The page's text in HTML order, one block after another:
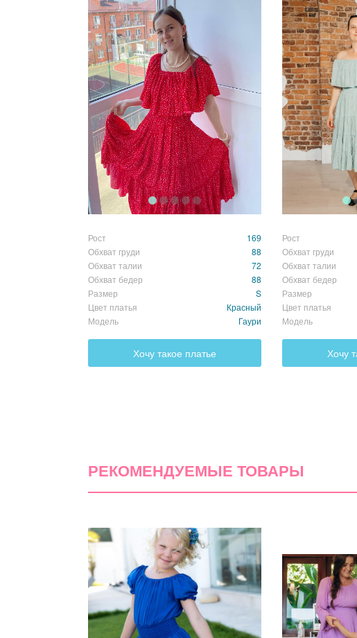
Рост
169
Обхват груди
88
Обхват талии
72
Обхват бедер
88
Размер
S
Цвет платья
Красный
Модель
Гаури
Хочу такое платье
Рост
Обхват груди
Обхват талии
Обхват бедер
Размер
Цвет платья
Модель
Хочу
РЕКОМЕНДУЕМЫЕ ТОВАРЫ